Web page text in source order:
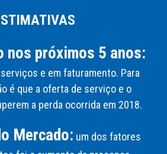
nos próximos 5 anos:
e em faturamento. Para
é que a oferta de serviço e o
a perda ocorrida em 2018.
Mercado: um dos fatores